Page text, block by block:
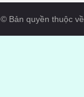
© Bản quyền thuộc về